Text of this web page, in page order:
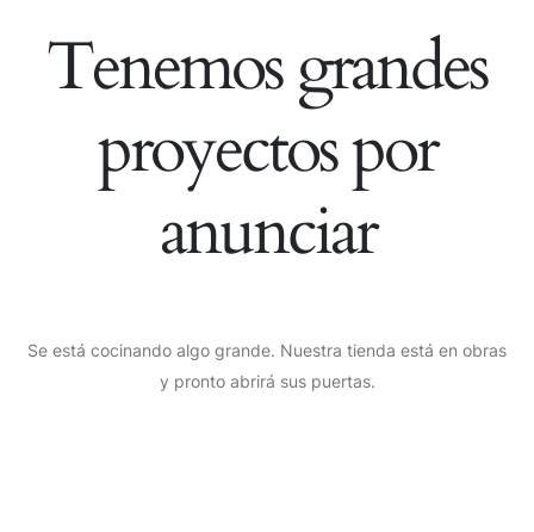
Tenemos grandes
proyectos por
anunciar
Se está cocinando algo grande. Nuestra tienda está en obras
y pronto abrirá sus puertas.